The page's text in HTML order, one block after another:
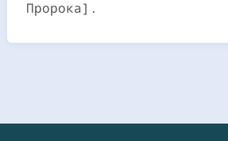
Пророка].